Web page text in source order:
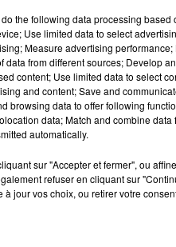
500 entreprises
aux territoires ruraux
s’engagent aussi à agir
via une charte fixant
de la ministre Aurore
Orient. Unecharte, issue de
lancée début 2026
do the following data processing based
Use limited data to select
Measure advertising
data from different sources; Develop
content; Use limited data to select
and content; Save and
browsing data to offer following
data; Match and combine
automatically.
sur "Accepter et fermer", ou
refuser en cliquant sur
à jour vos choix, ou retirer votre